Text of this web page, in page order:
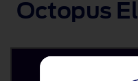
Octopus